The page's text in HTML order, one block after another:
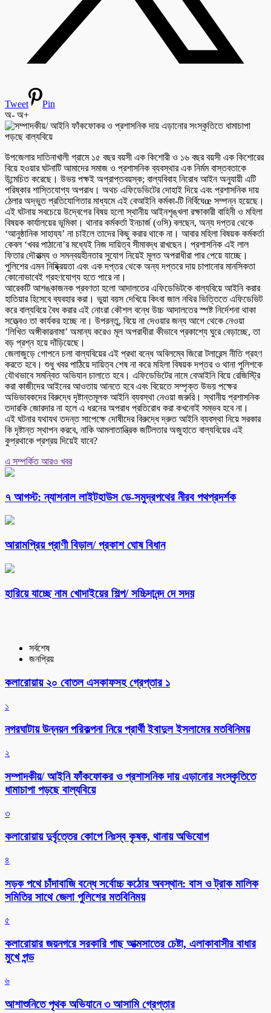
Tweet
Pin
অ- অ+
উপজেলার দাতিনাখালী গ্রামে ১৫ বছর বয়সী এক কিশোরী ও ১৬ বছর বয়সী এক কিশোরের
বিয়ে হওয়ার ঘটনাটি আমাদের সমাজ ও প্রশাসনিক ব্যবস্থার এক নির্মম বাস্তবতাকে
উন্মেচিত করেছে। উভয় পক্ষই অপ্রাপ্তবয়স্ক; বাল্যবিবাহ নিরোধ আইন অনুযায়ী এটি
পরিষ্কার শাস্তিযোগ্য অপরাধ। অথচ এফিডেভিটের দোহাই দিয়ে এবং প্রশাসনিক দায়
ঠেলার অদ্ভুত প্রতিযোগিতার মাধ্যমে এই বেআইনি কর্মকা-টি নির্বিঘেœ সম্পন্ন হয়েছে।
এই ঘটনায় সবচেয়ে উদ্বেগের বিষয় হলো স্থানীয় আইনশৃঙ্খলা রক্ষাকারী বাহিনী ও মহিলা
বিষয়ক কার্যালয়ের ভূমিকা। থানার কর্মকর্তা ইনচার্জ (ওসি) বলছেন, অন্য দপ্তর থেকে
‘আনুষ্ঠানিক সাহায্য’ না চাইলে তাদের কিছু করার থাকে না। আবার মহিলা বিষয়ক কর্মকর্তা
কেবল ‘খবর পাঠানো’র মধ্যেই নিজ দায়িত্ব সীমাবদ্ধ রাখছেন। প্রশাসনিক এই লাল
ফিতার দৌরাত্ম্য ও সমন্বয়হীনতার সুযোগ নিয়েই মূলত অপরাধীরা পার পেয়ে যাচ্ছে।
পুলিশের এমন নিষ্ক্রিয়তা এবং এক দপ্তর থেকে অন্য দপ্তরে দায় চাপানোর মানসিকতা
কোনোভাবেই গ্রহণযোগ্য হতে পারে না।
আরেকটি আশঙ্কাজনক প্রবণতা হলো আদালতের এফিডেভিটকে বাল্যবিয়ে আইনি করার
হাতিয়ার হিসেবে ব্যবহার করা। ভুয়া বয়স দেখিয়ে কিংবা জাল নথির ভিত্তিতে এফিডেভিট
করে বাল্যবিয়ে বৈধ করার এই নোংরা কৌশল বন্ধে উচ্চ আদালতের স্পষ্ট নির্দেশনা থাকা
সত্ত্বেও তা কার্যকর হচ্ছে না। উপরন্তু, বিয়ে না দেওয়ার জন্য আগে থেকে নেওয়া
‘লিখিত অঙ্গীকারনামা’ অমান্য করেও মূল অপরাধীরা কীভাবে প্রকাশ্যে ঘুরে বেড়াচ্ছে, তা
বড় প্রশ্ন হয়ে দাঁড়িয়েছে।
জেলাজুড়ে গোপনে চলা বাল্যবিয়ের এই প্রথা বন্ধে অবিলম্বে জিরো টলারেন্স নীতি গ্রহণ
করতে হবে। শুধু খবর পাঠিয়ে দায়িত্ব শেষ না করে মহিলা বিষয়ক দপ্তর ও থানা পুলিশকে
যৌথভাবে সমন্বিত অভিযান চালাতে হবে। এফিডেভিটের নামে বেআইনি বিয়ে রেজিস্ট্রি
করা কাজীদের আইনের আওতায় আনতে হবে এবং বিয়েতে সম্পৃক্ত উভয় পক্ষের
অভিভাবকদের বিরুদ্ধে দৃষ্টান্তমূলক আইনি ব্যবস্থা নেওয়া জরুরি। স্থানীয় প্রশাসনিক
তদারকি জোরদার না হলে এ ধরনের অপরাধ প্রতিরোধ করা কখনোই সম্ভব হবে না।
এই ঘটনার যথাযথ তদন্ত সাপেক্ষে দোষীদের বিরুদ্ধে দ্রুত আইনি ব্যবস্থা নিয়ে সরকার
কি দৃষ্টান্ত স্থাপন করবে, নাকি আমলাতান্ত্রিক জটিলতার অজুহাতে বাল্যবিয়ের এই
কুপ্রথাকে প্রশ্রয় দিয়েই যাবে?
এ সম্পর্কিত আরও খবর
৭ আগস্ট: ন্যাশনাল লাইটহাউস ডে-সমুদ্রপথের নীরব পথপ্রদর্শক
আরামপ্রিয় প্রাণী বিড়াল/ প্রকাশ ঘোষ বিধান
হারিয়ে যাচ্ছে নাম খোদাইয়ের শিল্প/ সচ্চিদানন্দ দে সদয়
সর্বশেষ
জনপ্রিয়
কলারোয়ায় ২০ বোতল এসকাফসহ গ্রেপ্তার ১
১
নগরঘাটায় উন্নয়ন পরিকল্পনা নিয়ে প্রার্থী ইবাদুল ইসলামের মতবিনিময়
২
সম্পাদকীয়/ আইনি ফাঁকফোকর ও প্রশাসনিক দায় এড়ানোর সংস্কৃতিতে
ধামাচাপা পড়ছে বাল্যবিয়ে
৩
কলারোয়ায় দুর্বৃত্তের কোপে নিঃস্ব কৃষক, থানায় অভিযোগ
৪
সড়ক পথে চাঁদাবাজি বন্ধে সর্বোচ্চ কঠোর অবস্থান: বাস ও ট্রাক মালিক
সমিতির সাথে জেলা পুলিশের মতবিনিময়
৫
কলারোয়ার জয়নগরে সরকারি গাছ আত্মসাতের চেষ্টা, এলাকাবাসীর বাধার
মুখে পন্ড
৬
আশাশুনিতে পৃথক অভিযানে ৩ আসামি গ্রেপ্তার